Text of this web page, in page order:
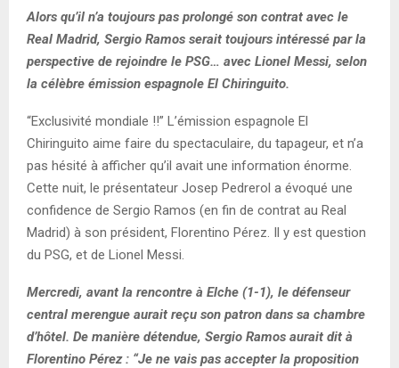
Alors qu’il n’a toujours pas prolongé son contrat avec le
Real Madrid, Sergio Ramos serait toujours intéressé par la
perspective de rejoindre le PSG… avec Lionel Messi, selon
la célèbre émission espagnole El Chiringuito.
“Exclusivité mondiale !!” L’émission espagnole El
Chiringuito aime faire du spectaculaire, du tapageur, et n’a
pas hésité à afficher qu’il avait une information énorme.
Cette nuit, le présentateur Josep Pedrerol a évoqué une
confidence de Sergio Ramos (en fin de contrat au Real
Madrid) à son président, Florentino Pérez. Il y est question
du PSG, et de Lionel Messi.
Mercredi, avant la rencontre à Elche (1-1), le défenseur
central merengue aurait reçu son patron dans sa chambre
d’hôtel. De manière détendue, Sergio Ramos aurait dit à
Florentino Pérez : “Je ne vais pas accepter la proposition